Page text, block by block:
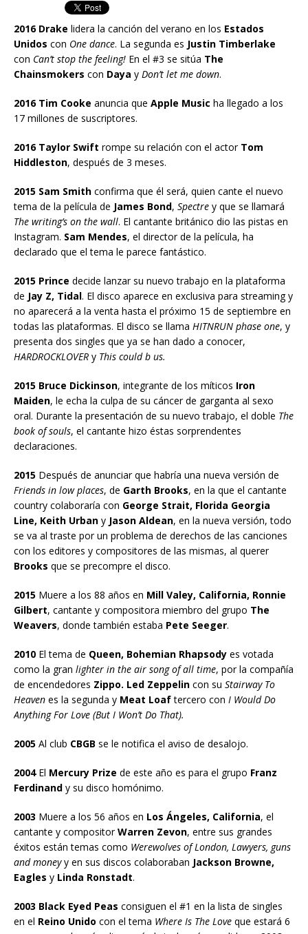
2016 Drake lidera la canción del verano en los Estados
Unidos con One dance. La segunda es Justin Timberlake
con Can’t stop the feeling! En el #3 se sitúa The
Chainsmokers con Daya y Don’t let me down.
2016 Tim Cooke anuncia que Apple Music ha llegado a los
17 millones de suscriptores.
2016 Taylor Swift rompe su relación con el actor Tom
Hiddleston, después de 3 meses.
2015 Sam Smith confirma que él será, quien cante el nuevo
tema de la película de James Bond, Spectre y que se llamará
The writing’s on the wall. El cantante británico dio las pistas en
Instagram. Sam Mendes, el director de la película, ha
declarado que el tema le parece fantástico.
2015 Prince decide lanzar su nuevo trabajo en la plataforma
de Jay Z, Tidal. El disco aparece en exclusiva para streaming y
no aparecerá a la venta hasta el próximo 15 de septiembre en
todas las plataformas. El disco se llama HITNRUN phase one, y
presenta dos singles que ya se han dado a conocer,
HARDROCKLOVER y This could b us.
2015 Bruce Dickinson, integrante de los míticos Iron
Maiden, le echa la culpa de su cáncer de garganta al sexo
oral. Durante la presentación de su nuevo trabajo, el doble The
book of souls, el cantante hizo éstas sorprendentes
declaraciones.
2015 Después de anunciar que habría una nueva versión de
Friends in low places, de Garth Brooks, en la que el cantante
country colaboraría con George Strait, Florida Georgia
Line, Keith Urban y Jason Aldean, en la nueva versión, todo
se va al traste por un problema de derechos de las canciones
con los editores y compositores de las mismas, al querer
Brooks que se precompre el disco.
2015 Muere a los 88 años en Mill Valey, California, Ronnie
Gilbert, cantante y compositora miembro del grupo The
Weavers, donde también estaba Pete Seeger.
2010 El tema de Queen, Bohemian Rhapsody es votada
como la gran lighter in the air song of all time, por la compañía
de encendedores Zippo. Led Zeppelin con su Stairway To
Heaven es la segunda y Meat Loaftercero con I Would Do
Anything For Love (But I Won’t Do That).
2005 Al club CBGB se le notifica el aviso de desalojo.
2004El Mercury Prize de este año es para el grupo Franz
Ferdinand y su disco homónimo.
2003 Muere a los 56 años en Los Ángeles, California, el
cantante y compositorWarren Zevon, entre sus grandes
éxitos están temas como Werewolves of London, Lawyers, guns
and moneyy en sus discos colaboraban Jackson Browne,
Eagles y Linda Ronstadt.
2003 Black Eyed Peas consiguen el #1 en la lista de singles
en el Reino Unido con el tema Where Is The Love que estará 6